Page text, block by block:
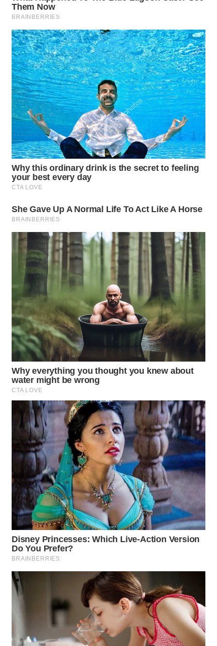
DANAU
TOBA
WN
NIAS
WN
LANGKAT
WN
TAPANULI
SELATAN
WN
TANJUNG
LESUNG
WN
KARO
WN
SIMALUNGUN
WN
WN
TAPANULI
TENGAH
WN DELI
SERDANG
WN
TEBING
TINGGI
WN
PAKPAK
WN
KARAWANG
WN
BEKASI
WN
BOGOR
DEPOK
UTARA